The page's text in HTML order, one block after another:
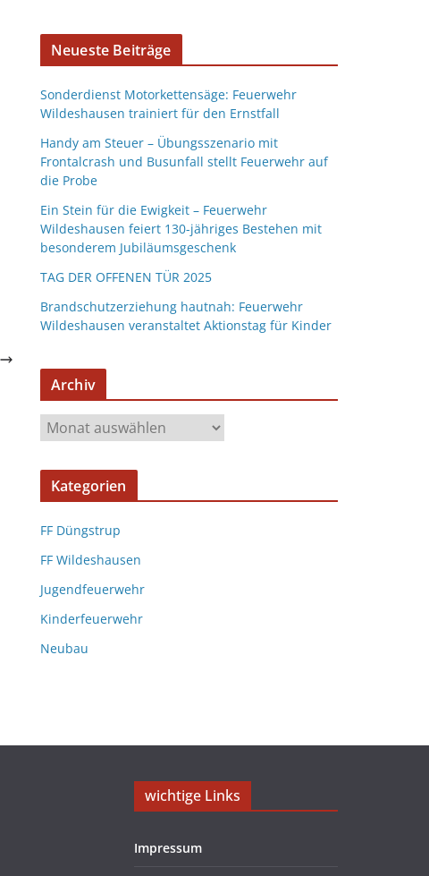
Neueste Beiträge
Sonderdienst Motorkettensäge: Feuerwehr
Wildeshausen trainiert für den Ernstfall
Handy am Steuer – Übungsszenario mit
Frontalcrash und Busunfall stellt Feuerwehr auf
die Probe
Ein Stein für die Ewigkeit – Feuerwehr
Wildeshausen feiert 130-jähriges Bestehen mit
besonderem Jubiläumsgeschenk
TAG DER OFFENEN TÜR 2025
Brandschutzerziehung hautnah: Feuerwehr
Wildeshausen veranstaltet Aktionstag für Kinder
Archiv
Kategorien
FF Düngstrup
FF Wildeshausen
Jugendfeuerwehr
Kinderfeuerwehr
Neubau
wichtige Links
Impressum